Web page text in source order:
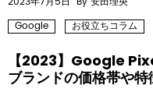
Google
お役立ちコラム
【2023】Google
ブランドの価格帯や特